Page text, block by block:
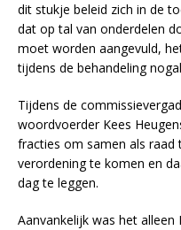
dit stukje beleid zich in de
dat op tal van onderdelen
moet worden aangevuld,
tijdens de behandeling
Tijdens de
woordvoerder Kees
fracties om samen als raad
verordening te komen en
dag te leggen.
Aanvankelijk was het